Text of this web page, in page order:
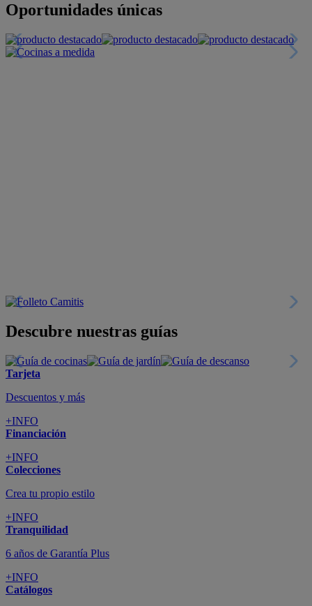
Oportunidades únicas
Descubre nuestras guías
Tarjeta
Descuentos y más
+INFO
Financiación
+INFO
Colecciones
Crea tu propio estilo
+INFO
Tranquilidad
6 años de Garantía Plus
+INFO
Catálogos